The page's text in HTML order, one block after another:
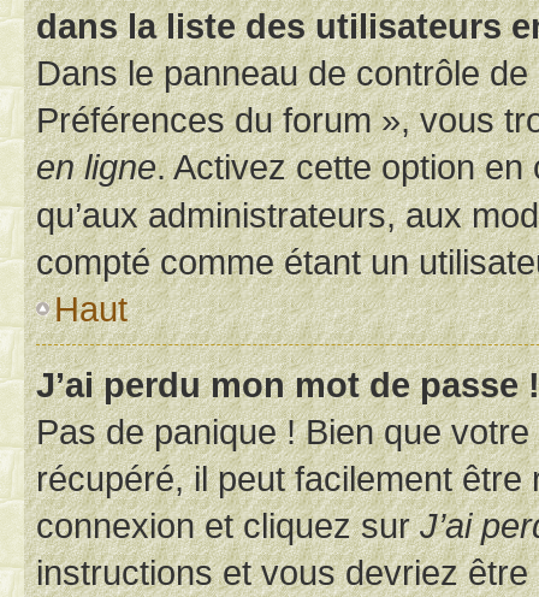
dans la liste des utilisateurs
Dans le panneau de contrôle
Préférences du forum », vous
en ligne. Activez cette option
qu’aux administrateurs, aux
compté comme étant un
Haut
J’ai perdu mon mot de passe !
Pas de panique ! Bien que
récupéré, il peut facilement
connexion et cliquez surJ’ai
instructions et vous devriez